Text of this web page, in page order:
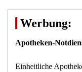
Werbung:
Apotheken-
Einheitliche